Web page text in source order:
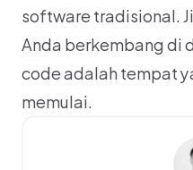
software tradisional.
Anda berkembang di
code adalah tempat
memulai.